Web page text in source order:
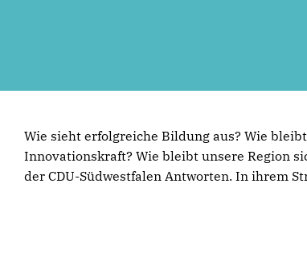
Wie sieht erfolgreiche Bildung aus? Wie
Innovationskraft? Wie bleibt unsere Region
der CDU-Südwestfalen Antworten. In ihrem
Südwestfalen-CDU stellt
ihre politischen Ziele für